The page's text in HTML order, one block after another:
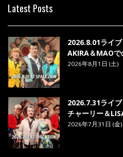
7. ベストフレンド - MAO
Latest Posts
2026.8.01ライ
AKIRA＆MAOで
2026年8月1日 (土)
2026.7.31ライ
チャーリー＆
2026年7月31日 (金)